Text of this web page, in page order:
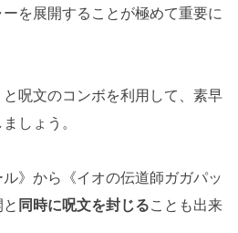
を展開することが極めて重要に
と呪文のコンボを利用して、素早
しょう。
ル》から《イオの伝道師ガガパッ
同時に呪文を封じることも出来